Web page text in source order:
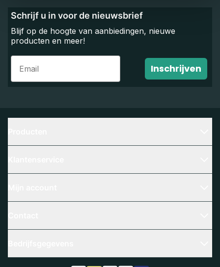
Schrijf u in voor de nieuwsbrief
Blijf op de hoogte van aanbiedingen, nieuwe
producten en meer!
Email
Inschrijven